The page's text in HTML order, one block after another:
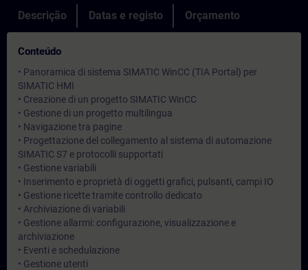
Descrição Datas e registo Orçamento
Conteúdo
• Panoramica di sistema SIMATIC WinCC (TIA Portal) per
SIMATIC HMI
• Creazione di un progetto SIMATIC WinCC
• Gestione di un progetto multilingua
• Navigazione tra pagine
• Progettazione del collegamento al sistema di automazione
SIMATIC S7 e protocolli supportati
• Gestione variabili
• Inserimento e proprietà di oggetti grafici, pulsanti, campi IO
• Gestione ricette tramite controllo dedicato
• Archiviazione di variabili
• Gestione allarmi: configurazione, visualizzazione e
archiviazione
• Eventi e schedulazione
• Gestione utenti